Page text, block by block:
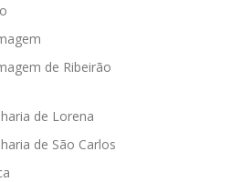
de Ribeirão
de Lorena
de São Carlos